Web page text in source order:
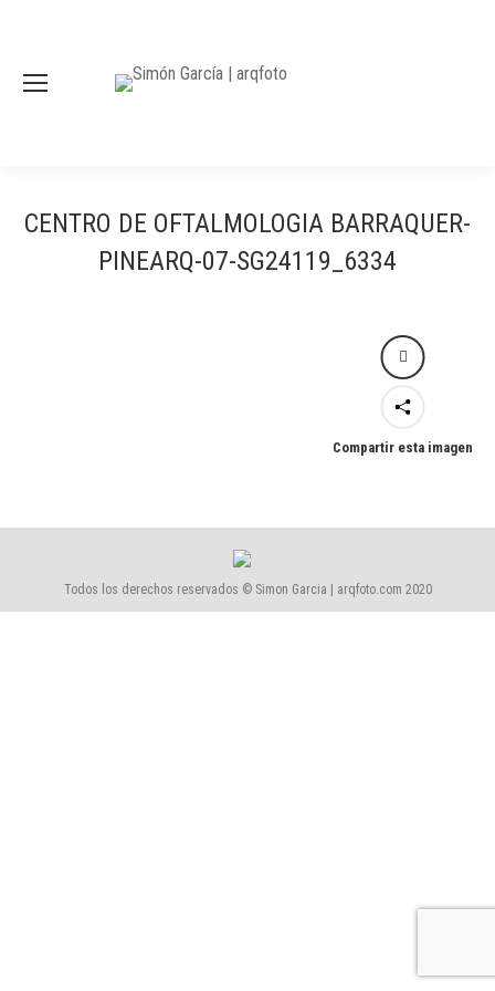
CENTRO DE OFTALMOLOGIA BARRAQUER-
PINEARQ-07-SG24119_6334
Compartir esta imagen
Todos los derechos reservados © Simon Garcia | arqfoto.com 2020